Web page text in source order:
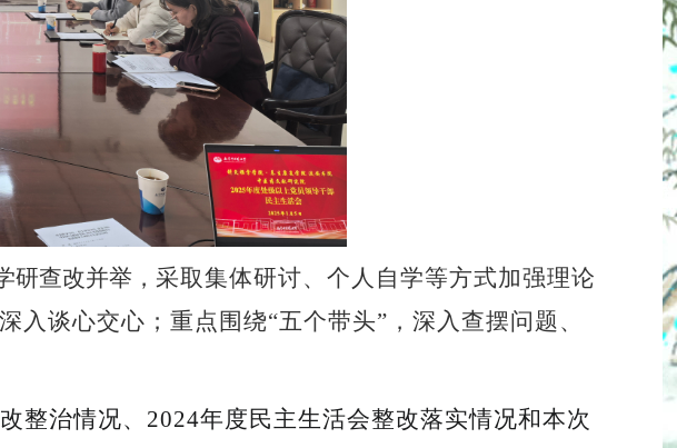
研查改并举， 采取集体研讨、个人自学等方式加强理论
入谈心交心；重点围绕“五个带头”，深入查摆问题、
整治情况、 2024年度民主生活会整改落实情况和本次